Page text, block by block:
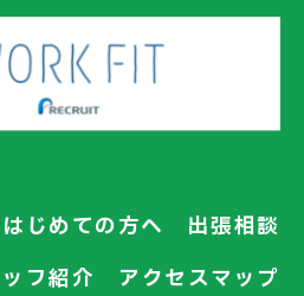
はじめての方へ
出張相談
フ紹介 アクセスマップ